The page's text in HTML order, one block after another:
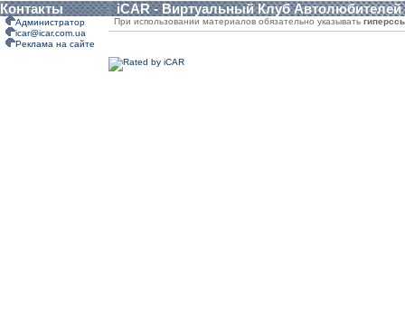
Контакты iCAR - Виртуальный Клуб Автолюбителей
Администратор
icar@icar.com.ua
Реклама на сайте
При использовании материалов обязательно указывать